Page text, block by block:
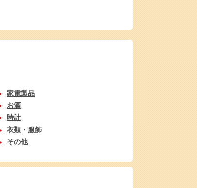
家電製品
お酒
時計
衣類・服飾
その他